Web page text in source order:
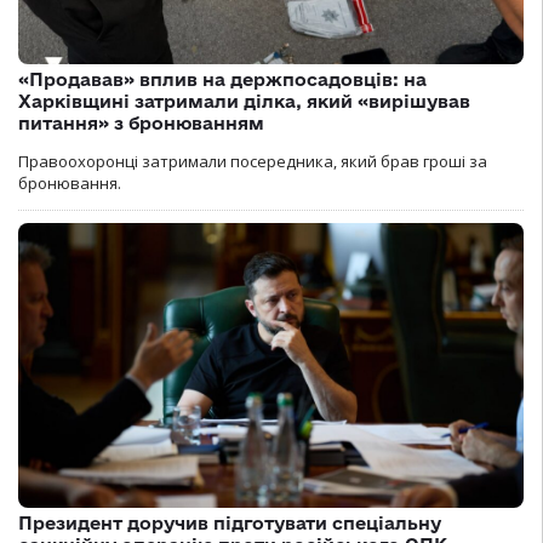
«Продавав» вплив на держпосадовців: на
Харківщині затримали ділка, який «вирішував
питання» з бронюванням
Правоохоронці затримали посередника, який брав гроші за
бронювання.
Президент доручив підготувати спеціальну